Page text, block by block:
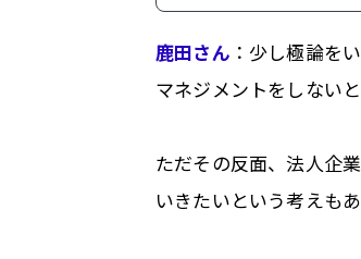
鹿田さん ：少し極論を
マネジメントをしない
ただその反面、法人企
いきたいという考えも